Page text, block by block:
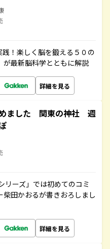
！楽しく脳を鍛える５０の
が最新脳科学とともに解説
詳細を見る
ました 関東の神社 週
リーズ」では初めてのコミ
田かおるが書きおろしまし
詳細を見る